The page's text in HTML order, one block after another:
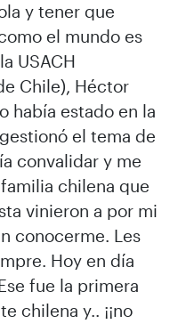
y tener que
el mundo es
USACH
Chile), Héctor
había estado en la
el tema de
convalidar y me
chilena que
vinieron a por mi
conocerme. Les
Hoy en día
fue la primera
chilena y.. ¡¡no